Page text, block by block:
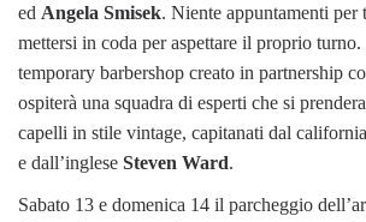
ed Angela Smisek. Niente appuntamenti per
mettersi in coda per aspettare il proprio
temporary barbershop creato in partnership
ospiterà una squadra di esperti che si
capelli in stile vintage, capitanati dal
e dall’inglese Steven Ward.
Sabato 13 e domenica 14 il parcheggio